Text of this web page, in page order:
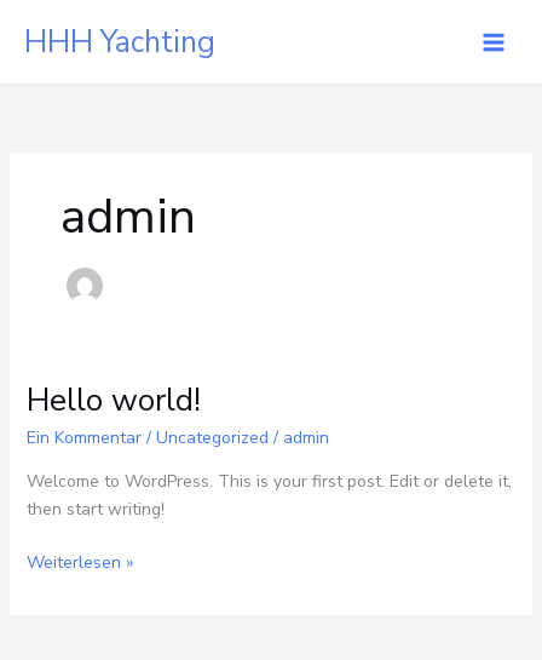
InhaltHHH Yachting
admin
Hello world!
Ein Kommentar / Uncategorized / admin
Welcome to WordPress. This is your first post. Edit or delete it,
then start writing!
Hello
Weiterlesen »